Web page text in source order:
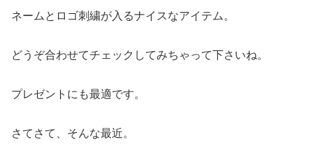
ネームとロゴ刺繍が入るナイスなアイテム。
どうぞ合わせてチェックしてみちゃって下さいね。
プレゼントにも最適です。
さてさて、そんな最近。